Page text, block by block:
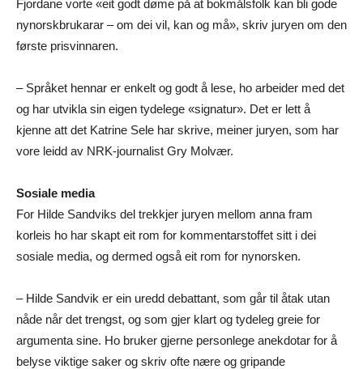
Fjordane vorte «eit godt døme på at bokmålsfolk kan bli gode
nynorskbrukarar – om dei vil, kan og må», skriv juryen om den
første prisvinnaren.
– Språket hennar er enkelt og godt å lese, ho arbeider med det
og har utvikla sin eigen tydelege «signatur». Det er lett å
kjenne att det Katrine Sele har skrive, meiner juryen, som har
vore leidd av NRK-journalist Gry Molvær.
Sosiale media
For Hilde Sandviks del trekkjer juryen mellom anna fram
korleis ho har skapt eit rom for kommentarstoffet sitt i dei
sosiale media, og dermed også eit rom for nynorsken.
– Hilde Sandvik er ein uredd debattant, som går til åtak utan
nåde når det trengst, og som gjer klart og tydeleg greie for
argumenta sine. Ho bruker gjerne personlege anekdotar for å
belyse viktige saker og skriv ofte nære og gripande